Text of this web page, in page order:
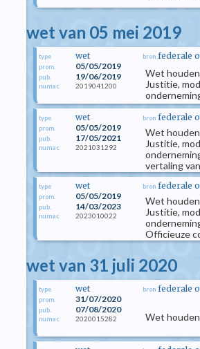
wet van 05 mei 2019
type wet
prom. 05/05/2019
pub. 19/06/2019
numac 2019041200
bron federale
Wet
Justitie,
type wet
prom. 05/05/2019
pub. 17/05/2021
numac 2021031292
bron federale
Wet
Justitie,
vertaling
type wet
prom. 05/05/2019
pub. 14/03/2023
numac 2023010022
bron federale
Wet
Justitie,
Officieuze
wet van 31 juli 2020
type wet
prom. 31/07/2020
pub. 07/08/2020
numac 2020015282
bron federale
Wet